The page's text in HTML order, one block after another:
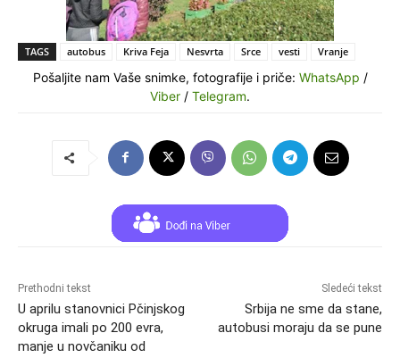
TAGS autobus Kriva Feja Nesvrta Srce vesti Vranje
Pošaljite nam Vaše snimke, fotografije i priče: WhatsApp /
Viber / Telegram.
Prethodni tekst
U aprilu stanovnici Pčinjskog
okruga imali po 200 evra,
manje u novčaniku od
Sledeći tekst
Srbija ne sme da stane,
autobusi moraju da se pune